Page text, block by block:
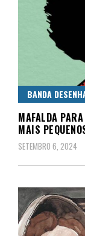
BANDA
MAFALDA
MAIS
SETEMBRO 6, 2024